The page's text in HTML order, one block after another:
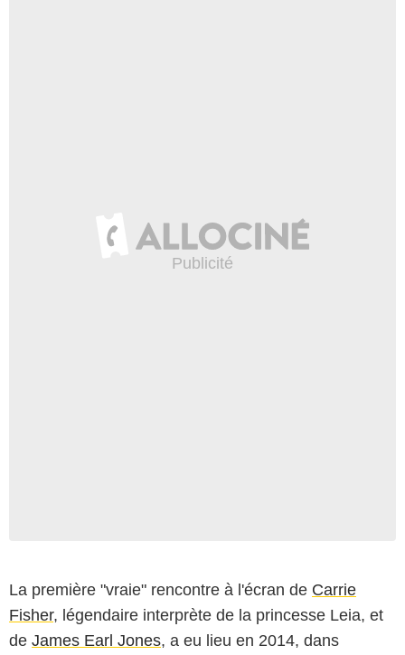
La première "vraie" rencontre à l'écran de Carrie
Fisher, légendaire interprète de la princesse Leia, et
de James Earl Jones, a eu lieu en 2014, dans